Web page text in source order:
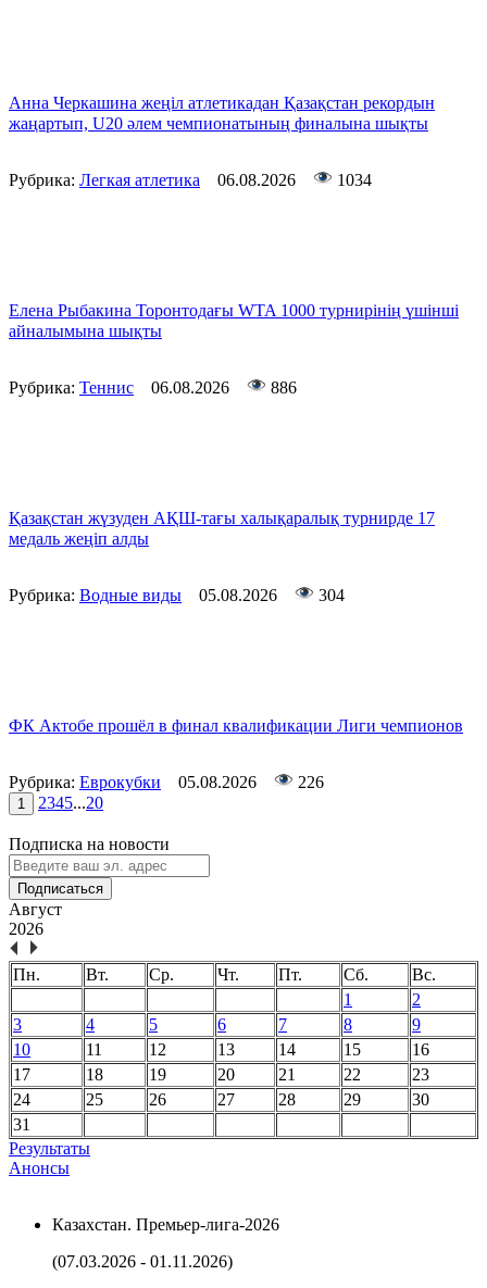
Анна Черкашина жеңіл атлетикадан Қазақстан рекордын
жаңартып, U20 әлем чемпионатының финалына шықты
Рубрика: Легкая атлетика 06.08.2026 1034
Елена Рыбакина Торонтодағы WTA 1000 турнирінің үшінші
айналымына шықты
Рубрика: Теннис 06.08.2026 886
Қазақстан жүзуден АҚШ-тағы халықаралық турнирде 17
медаль жеңіп алды
Рубрика: Водные виды 05.08.2026 304
ФК Актобе прошёл в финал квалификации Лиги чемпионов
Рубрика: Еврокубки 05.08.2026 226
1 2345...20
Подписка на новости
Подписаться
Август
2026
Пн. Вт. Ср. Чт. Пт. Сб.
Вс.
1
2
3
4 5 6 7 8
9
10
11 12 13 14 15
16
17
18 19 20 21 22
23
24
25 26 27 28 29
30
31
Результаты
Анонсы
Казахстан. Премьер-лига-2026
(07.03.2026 - 01.11.2026)